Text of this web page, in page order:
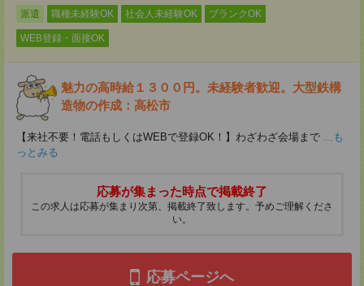
派遣
職種未経験OK 社会人未経験OK ブランクOK
WEB登録・面接OK
魅力の高時給１３００円。未経験者歓迎。大型鉄構
造物の作成：高松市
【来社不要！電話もしくはWEBで登録OK！】わざわざ会場まで ...も
っとみる
応募が集まった時点で掲載終了
この求人は応募が集まり次第、掲載終了致します。予めご理解くださ
い。
応募ページへ